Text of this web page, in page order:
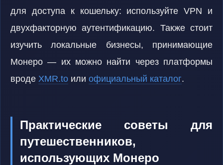
для доступа к кошельку: используйте VPN и
двухфакторную аутентификацию. Также стоит
изучить локальные бизнесы, принимающие
Монеро — их можно найти через платформы
вроде XMR.to или официальный каталог.
Практические советы для
путешественников,
использующих Монеро